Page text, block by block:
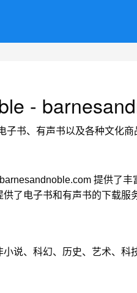
-
书、有声书以及各种文化商
提供了
了电子书和有声书的下载服
说、科幻、历史、艺术、